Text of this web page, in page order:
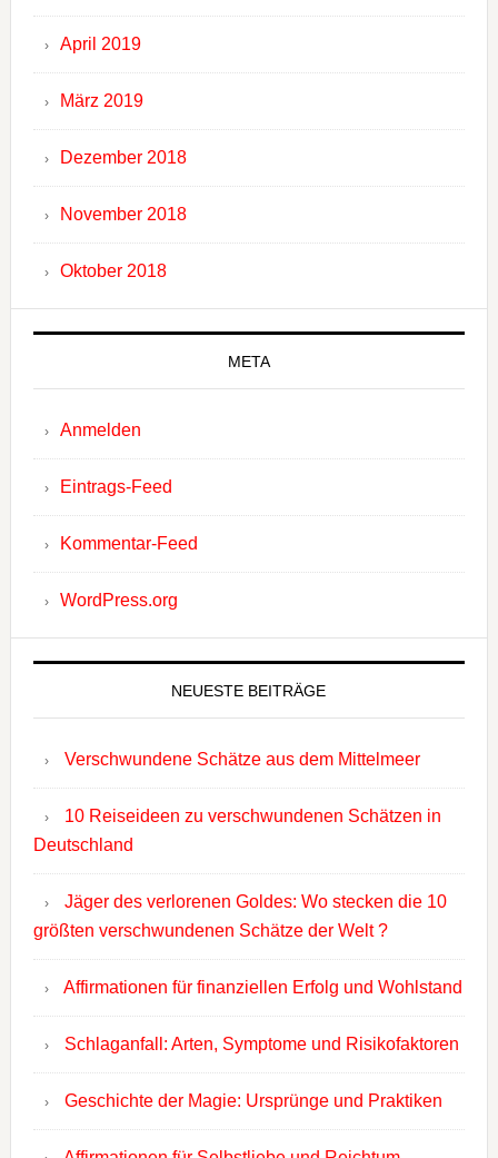
April 2019
März 2019
Dezember 2018
November 2018
Oktober 2018
META
Anmelden
Eintrags-Feed
Kommentar-Feed
WordPress.org
NEUESTE BEITRÄGE
Verschwundene Schätze aus dem Mittelmeer
10 Reiseideen zu verschwundenen Schätzen in
Deutschland
Jäger des verlorenen Goldes: Wo stecken die 10
größten verschwundenen Schätze der Welt ?
Affirmationen für finanziellen Erfolg und Wohlstand
Schlaganfall: Arten, Symptome und Risikofaktoren
Geschichte der Magie: Ursprünge und Praktiken